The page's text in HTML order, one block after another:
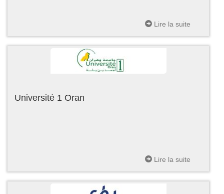
Lire la suite
Université 1 Oran
Lire la suite